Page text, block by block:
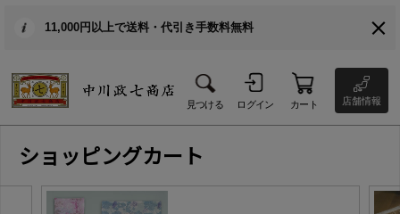
11,000円以上で送料・代引き手数料無料
見つける ログイン カート 店舗情報
ショッピングカート